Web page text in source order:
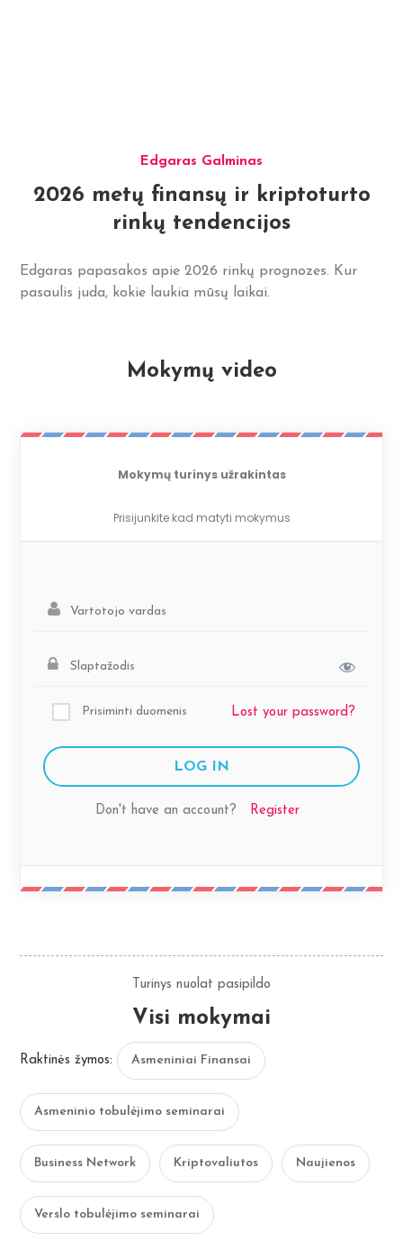
Edgaras Galminas
2026 metų finansų ir kriptoturto
rinkų tendencijos
Edgaras papasakos apie 2026 rinkų prognozes. Kur
pasaulis juda, kokie laukia mūsų laikai.
Mokymų video
Mokymų turinys užrakintas
Prisijunkite kad matyti mokymus
Prisiminti duomenis Lost your password?
Don't have an account? Register
Turinys nuolat pasipildo
Visi mokymai
Raktinės žymos: Asmeniniai Finansai
Asmeninio tobulėjimo seminarai
Business Network Kriptovaliutos Naujienos
Verslo tobulėjimo seminarai